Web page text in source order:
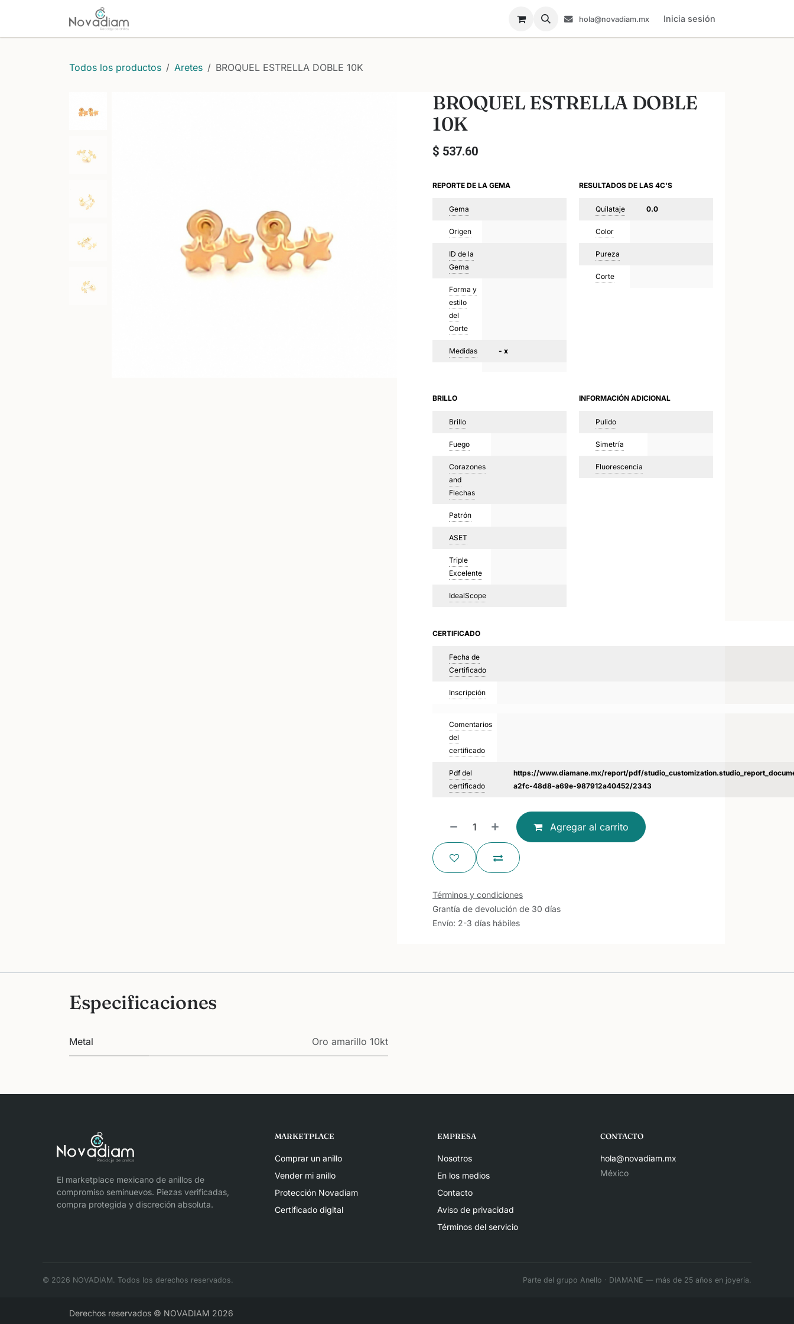
hola@novadiam.mx Inicia sesión
Todos los productos Aretes BROQUEL ESTRELLA DOBLE 10K
BROQUEL ESTRELLA DOBLE
10K
$ 537.60
REPORTE DE LA GEMA
Gema
Origen
ID de la
Gema
Forma y
estilo
del
Corte
Medidas - x
RESULTADOS DE LAS 4C'S
Quilataje 0.0
Color
Pureza
Corte
BRILLO
Brillo
Fuego
Corazones
and
Flechas
Patrón
ASET
Triple
Excelente
IdealScope
INFORMACIÓN ADICIONAL
Pulido
Simetría
Fluorescencia
CERTIFICADO
Fecha de
Certificado
Inscripción
Comentarios
del
certificado
Pdf del
certificado
https://www.diamane.mx/report/pdf/
a2fc-48d8-a69e-987912a40452/2343
Agregar al carrito
Términos y condiciones
Grantía de devolución de 30 días
Envío: 2-3 días hábiles
Especificaciones
Metal Oro amarillo 10kt
El marketplace mexicano de anillos de
compromiso seminuevos. Piezas verificadas,
compra protegida y discreción absoluta.
MARKETPLACE
Comprar un anillo
Vender mi anillo
Protección Novadiam
Certificado digital
EMPRESA
Nosotros
En los medios
Contacto
Aviso de privacidad
Términos del servicio
CONTACTO
hola@novadiam.mx
México
© 2026 NOVADIAM. Todos los derechos reservados. Parte del grupo Anello · DIAMANE — más de 25 años en joyería.
Derechos reservados © NOVADIAM 2026